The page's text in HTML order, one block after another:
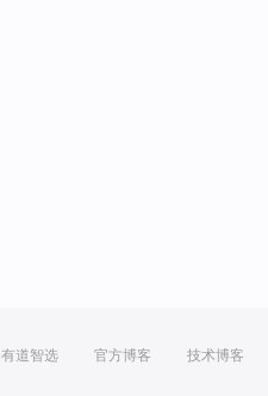
有道智选 官方博客 技术博客